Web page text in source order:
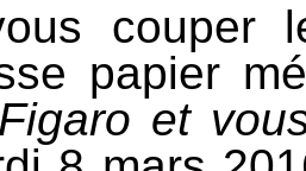
couper
papier
et